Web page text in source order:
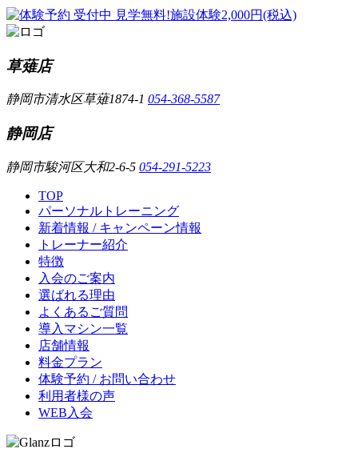
草薙店
静岡市清水区草薙1874-1 054-368-5587
静岡店
静岡市駿河区大和2-6-5 054-291-5223
TOP
パーソナルトレーニング
新着情報 / キャンペーン情報
トレーナー紹介
特徴
入会のご案内
選ばれる理由
よくあるご質問
導入マシン一覧
店舗情報
料金プラン
体験予約 / お問い合わせ
利用者様の声
WEB入会